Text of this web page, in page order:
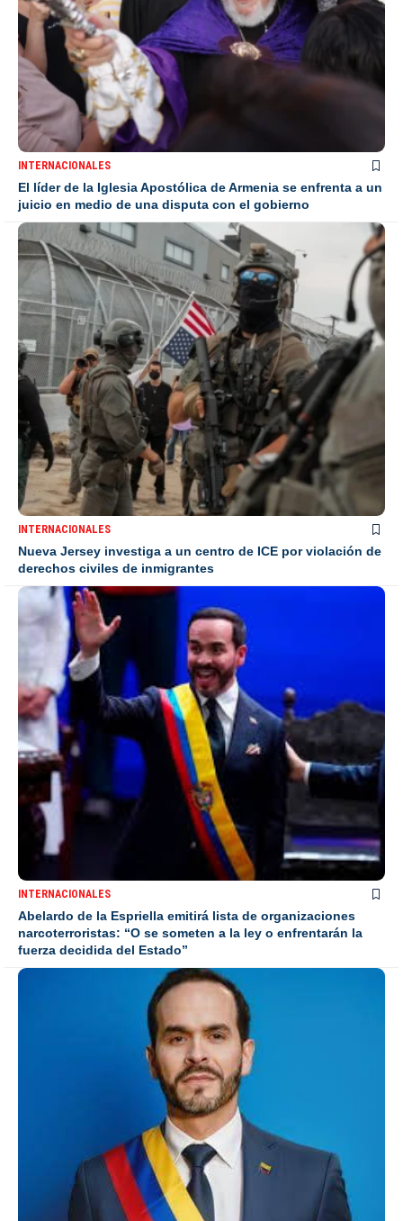
INTERNACIONALES
El líder de la Iglesia Apostólica de Armenia se enfrenta a un
juicio en medio de una disputa con el gobierno
INTERNACIONALES
Nueva Jersey investiga a un centro de ICE por violación de
derechos civiles de inmigrantes
INTERNACIONALES
Abelardo de la Espriella emitirá lista de organizaciones
narcoterroristas: “O se someten a la ley o enfrentarán la
fuerza decidida del Estado”